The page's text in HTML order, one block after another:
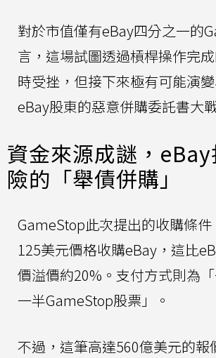
對於市值僅有eBay四分之一的
言，這場試圖透過槓桿操作完
時受挫，但接下來極有可能演
eBay股東的惡意併購委託書大
資金來源成謎，
險的「舉債併購」
GameStop此次提出的收購條
125美元價格收購eBay，這比
價溢價約20%。支付方式則為
一半GameStop股票」。
不過，這筆高達560億美元的報